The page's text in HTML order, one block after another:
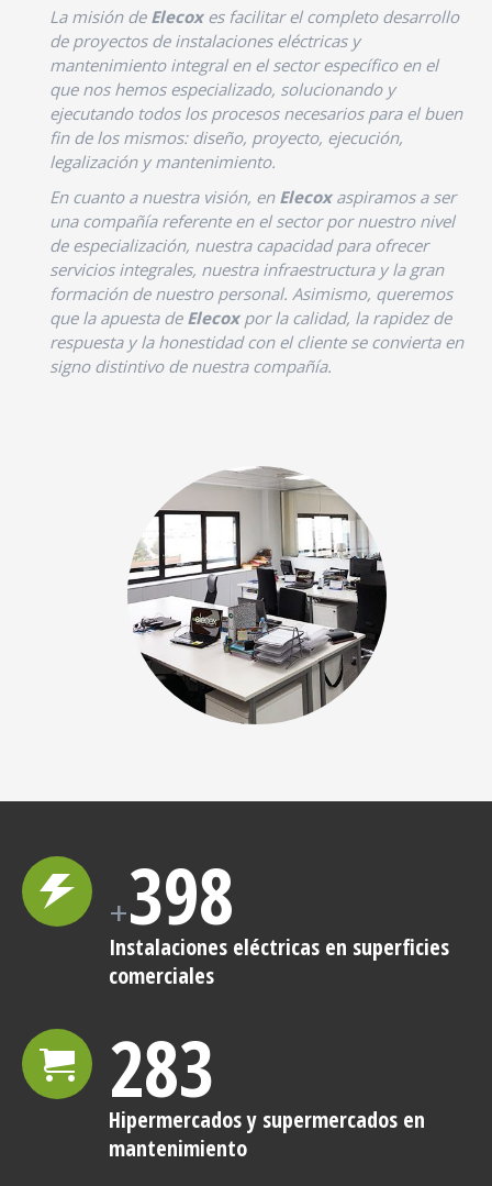
La misión de Elecox es facilitar el completo desarrollo
de proyectos de instalaciones eléctricas y
mantenimiento integral en el sector específico en el
que nos hemos especializado, solucionando y
ejecutando todos los procesos necesarios para el buen
fin de los mismos: diseño, proyecto, ejecución,
legalización y mantenimiento.
En cuanto a nuestra visión, en Elecox aspiramos a ser
una compañía referente en el sector por nuestro nivel
de especialización, nuestra capacidad para ofrecer
servicios integrales, nuestra infraestructura y la gran
formación de nuestro personal. Asimismo, queremos
que la apuesta de Elecox por la calidad, la rapidez de
respuesta y la honestidad con el cliente se convierta en
signo distintivo de nuestra compañía.
+398
Instalaciones eléctricas en superficies
comerciales
283
Hipermercados y supermercados en
mantenimiento